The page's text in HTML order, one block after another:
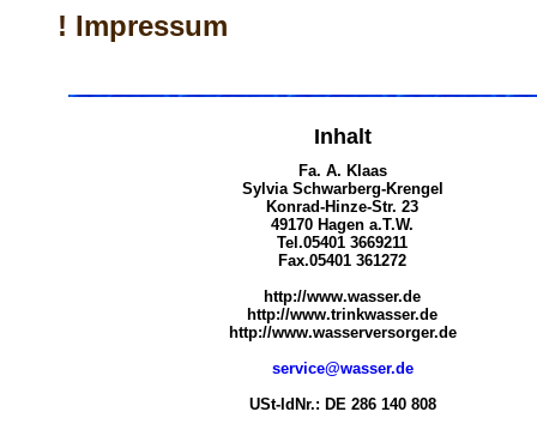
! Impressum
Inhalt
Fa. A. Klaas
Sylvia Schwarberg-Krengel
Konrad-Hinze-Str. 23
49170 Hagen a.T.W.
Tel.05401 3669211
Fax.05401 361272
http://www.wasser.de
http://www.trinkwasser.de
http://www.wasserversorger.de
service@wasser.de
USt-IdNr.: DE 286 140 808